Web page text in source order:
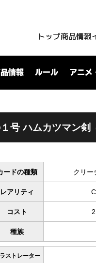
トップ商品情報
情報 ルール アニメ
号 ハムカツマン剣
ードの種類 クリー
レアリティ C
コスト 2
種族
ストレーター